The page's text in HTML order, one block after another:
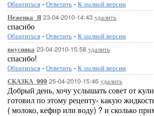
Обратиться - Ответить - К полной версии
Неженка_Я 23-04-2010-14:43 удалить
спасибо
Обратиться - Ответить - К полной версии
вкусняка 23-04-2010-15:58 удалить
спасибо!
Обратиться - Ответить - К полной версии
СКАЗКА_999 25-04-2010-15:46 удалить
Добрый день, хочу услышать совет от
готовил по этому рецепту- какую
( молоко, кефир или воду) ? и сколько